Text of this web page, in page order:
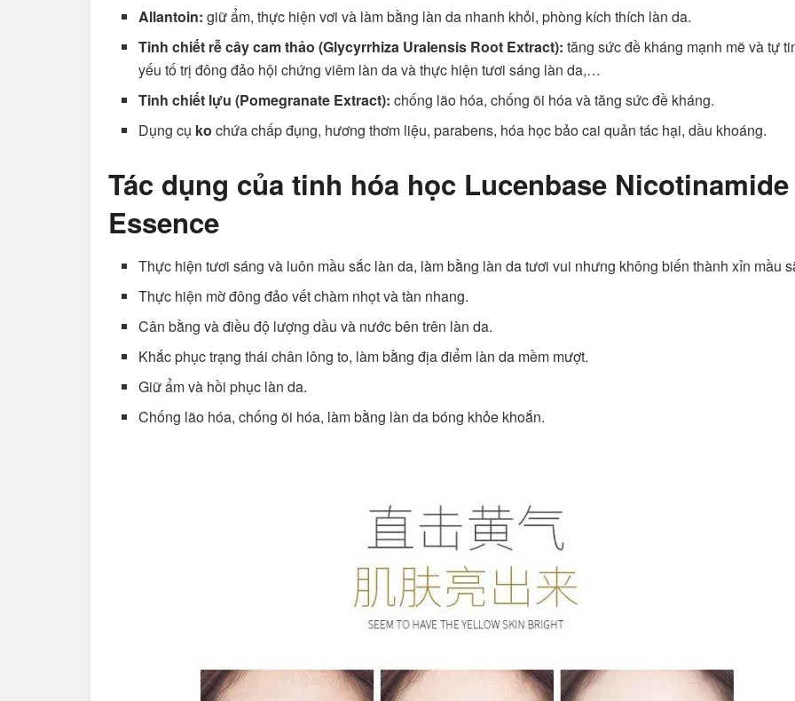
Allantoin:giữ ẩm, thực hiện vơi và làm bằng làn da nhanh khỏi, phòng kích thích làn da.
Tinh chiết rễ cây cam thảo (Glycyrrhiza Uralensis Root Extract):tăng sức đề kháng mạnh mẽ và tự
yếu tố trị đông đảo hội chứng viêm làn da và thực hiện tươi sáng làn da,…
Tinh chiết lựu (Pomegranate Extract):chống lão hóa, chống õi hóa và tăng sức đề kháng.
Dụng cụ kochứa chấp đụng, hương thơm liệu, parabens, hóa học bảo cai quản tác hại, dầu khoáng.
Tác dụng của tinh hóa học Lucenbase Nicotinamide
Essence
Thực hiện tươi sáng và luôn mầu sắc làn da, làm bằng làn da tươi vui nhưng không biến thành xỉn mầu
Thực hiện mờ đông đảo vết chàm nhọt và tàn nhang.
Cân bằng và điều độ lượng dầu và nước bên trên làn da.
Khắc phục trạng thái chân lông to, làm bằng địa điểm làn da mềm mượt.
Giữ ẩm và hồi phục làn da.
Chống lão hóa, chống õi hóa, làm bằng làn da bóng khỏe khoắn.